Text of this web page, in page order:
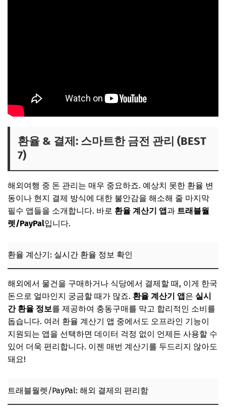
환율 & 결제: 스마트한 금전 관리 (BEST
7)
해외여행 중 돈 관리는 매우 중요하죠. 예상치 못한 환율 변
동이나 현지 결제 방식에 대한 불안감을 해소해 줄 마지막
필수 앱들을 소개합니다. 바로 환율 계산기 앱과 트래블월
렛/PayPal입니다.
환율 계산기: 실시간 환율 정보 확인
해외에서 물건을 구매하거나 식당에서 결제할 때, 이게 한국
돈으로 얼마인지 궁금할 때가 많죠. 환율 계산기 앱 은 실시
간 환율 정보를 제공하여 충동구매를 막고 합리적인 소비를
돕습니다. 여러 환율 계산기 앱 중에서도 오프라인 기능이
지원되는 앱을 선택하면 데이터 걱정 없이 언제든 사용할 수
있어 더욱 편리합니다. 이젠 매번 계산기를 두드리지 않아도
돼요!
트래블월렛/PayPal: 해외 결제의 편리함